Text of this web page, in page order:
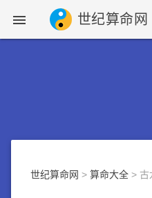
 世纪算命网
世纪算命网 > 算命大全 > 古